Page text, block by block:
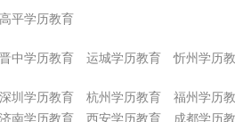
高平学历教育
晋中学历教育 运城学历教育 忻州学历
深圳学历教育 杭州学历教育 福州学历
济南学历教育 西安学历教育 成都学历